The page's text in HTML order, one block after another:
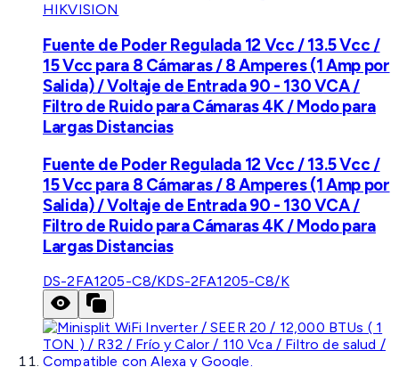
HIKVISION
Fuente de Poder Regulada 12 Vcc / 13.5 Vcc /
15 Vcc para 8 Cámaras / 8 Amperes (1 Amp por
Salida) / Voltaje de Entrada 90 - 130 VCA /
Filtro de Ruido para Cámaras 4K / Modo para
Largas Distancias
Fuente de Poder Regulada 12 Vcc / 13.5 Vcc /
15 Vcc para 8 Cámaras / 8 Amperes (1 Amp por
Salida) / Voltaje de Entrada 90 - 130 VCA /
Filtro de Ruido para Cámaras 4K / Modo para
Largas Distancias
DS-2FA1205-C8/KDS-2FA1205-C8/K